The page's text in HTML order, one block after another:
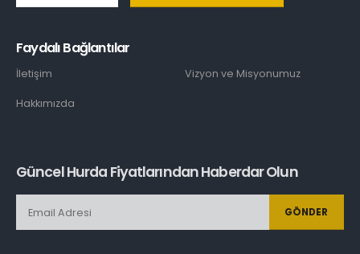
Faydalı Bağlantılar
İletişim
Hakkımızda
Vizyon ve Misyonumuz
Güncel Hurda Fiyatlarından Haberdar Olun
GÖNDER